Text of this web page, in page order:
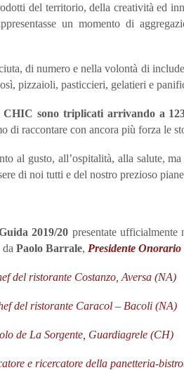
del territorio, della creatività ed
un momento di
di numero e nella volontà di
pizzaioli, pasticcieri, gelatieri e
CHIC sono triplicati arrivando a
di raccontare con ancora più forza le
al gusto, all’ospitalità, alla salute,
di noi tutti e del nostro prezioso
2019/20 presentate ufficialmente
da Paolo Barrale, Presidente
del ristorante Costanzo, Aversa (NA)
del ristorante Caracol – Bacoli (NA)
de La Sorgente, Guardiagrele (CH)
e ricercatore della panetteria-